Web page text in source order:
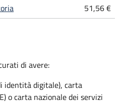
51,56 €
di avere:
identità digitale), carta
o carta nazionale dei servizi